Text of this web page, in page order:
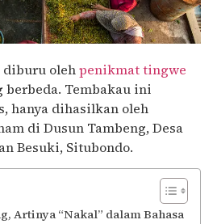
diburu olehpenikmat tingwe
berbeda. Tembakau ini
hanya dihasilkan oleh
di Dusun Tambeng, Desa
Besuki, Situbondo.
Artinya “Nakal” dalam Bahasa